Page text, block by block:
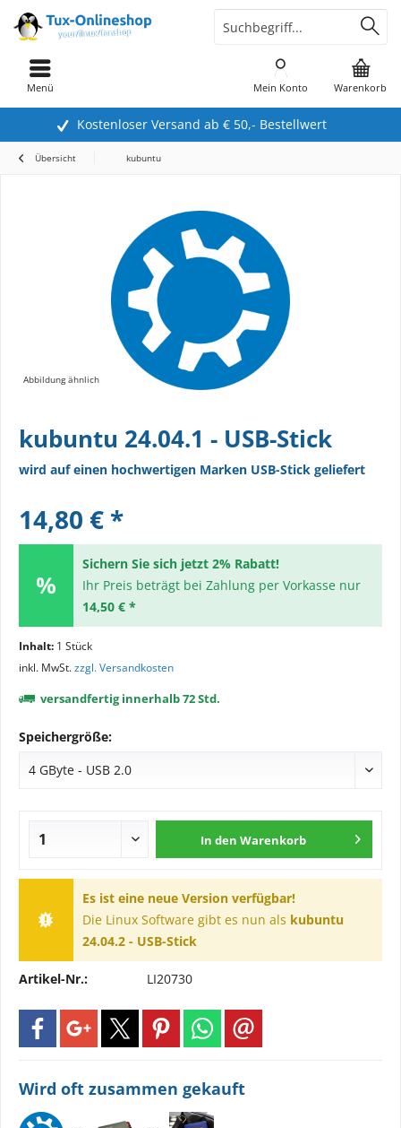
Kostenloser Versand ab € 50,- Bestellwert
Warenkorb
Mein Konto
Menü
Übersicht kubuntu
Abbildung ähnlich
kubuntu 24.04.1 - USB-Stick
wird auf einen hochwertigen Marken USB-Stick geliefert
14,80 € *
Sichern Sie sich jetzt 2% Rabatt!
Ihr Preis beträgt bei Zahlung per Vorkasse nur
14,50 € *
Inhalt: 1 Stück
inkl. MwSt.zzgl. Versandkosten
versandfertig innerhalb 72 Std.
Speichergröße:
In den Warenkorb
Es ist eine neue Version verfügbar!
Die Linux Software gibt es nun als kubuntu
24.04.2 - USB-Stick
Artikel-Nr.: LI20730
Wird oft zusammen gekauft